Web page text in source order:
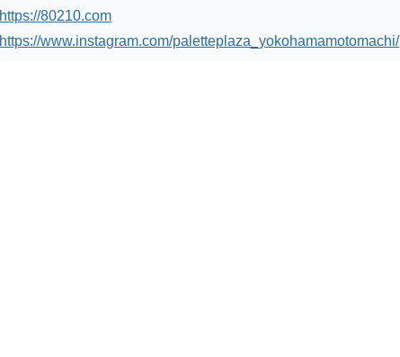
https://80210.com
https://www.instagram.com/paletteplaza_yokohamamotomachi/